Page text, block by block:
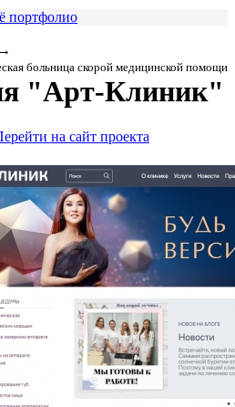
портфолио
→
больница скорой медицинской помощи
"Арт-Клиник"
на сайт проекта